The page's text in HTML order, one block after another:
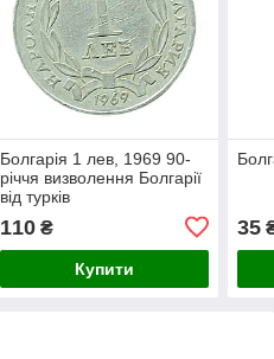
Болгарія 1 лев, 1969 90-
річчя визволення Болгарії
від турків
110₴
Купити
35